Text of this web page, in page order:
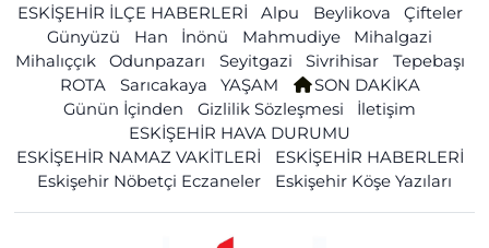
ESKİŞEHİR İLÇE HABERLERİ
Alpu Beylikova
Çifteler
Günyüzü
Han İnönü Mahmudiye
Mihalgazi
Mihalıççık
Odunpazarı Seyitgazi Sivrihisar
Tepebaşı
ROTA
Sarıcakaya YAŞAM
SON DAKİKA
Günün İçinden
Gizlilik Sözleşmesi
İletişim
ESKİŞEHİR HAVA DURUMU
ESKİŞEHİR NAMAZ VAKİTLERİ
ESKİŞEHİR HABERLERİ
Eskişehir Nöbetçi Eczaneler
Eskişehir Köşe Yazıları